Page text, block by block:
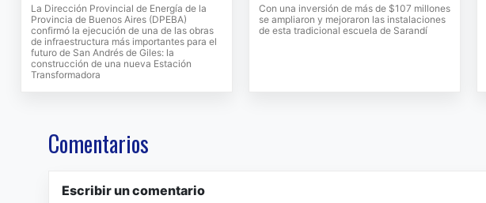
La Dirección Provincial de Energía de la
Provincia de Buenos Aires (DPEBA)
confirmó la ejecución de una de las obras
de infraestructura más importantes para el
futuro de San Andrés de Giles: la
construcción de una nueva Estación
Transformadora
Con una inversión de más de $107 millones
se ampliaron y mejoraron las instalaciones
de esta tradicional escuela de Sarandí
Comentarios
Escribir un comentario